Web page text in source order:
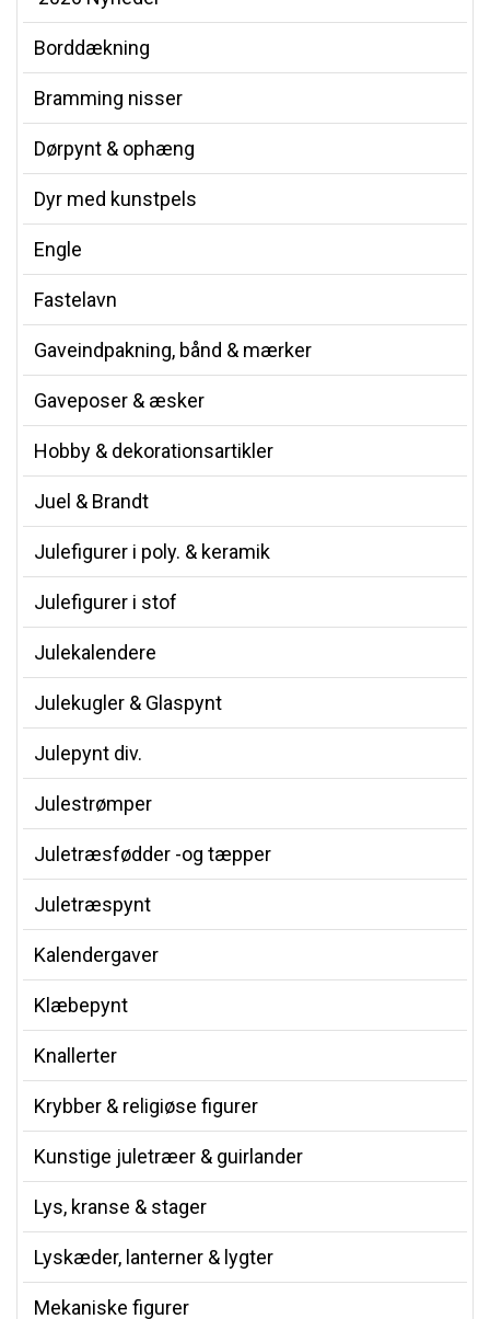
Borddækning
Bramming nisser
Dørpynt & ophæng
Dyr med kunstpels
Engle
Fastelavn
Gaveindpakning, bånd & mærker
Gaveposer & æsker
Hobby & dekorationsartikler
Juel & Brandt
Julefigurer i poly. & keramik
Julefigurer i stof
Julekalendere
Julekugler & Glaspynt
Julepynt div.
Julestrømper
Juletræsfødder -og tæpper
Juletræspynt
Kalendergaver
Klæbepynt
Knallerter
Krybber & religiøse figurer
Kunstige juletræer & guirlander
Lys, kranse & stager
Lyskæder, lanterner & lygter
Mekaniske figurer